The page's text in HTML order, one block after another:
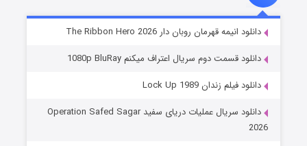
شوهردانلود انیمه قهرمان روبان دار The Ribbon Hero 2026
دانلود قسمت دوم سریال اعتراف میکنم 1080p BluRay
دانلود فیلم زندان Lock Up 1989
دانلود سریال عملیات دریای سفید Operation Safed Sagar
2026